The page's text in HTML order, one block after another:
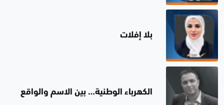
بلا إفلات
الكهرباء الوطنية… بين الاسم والواقع